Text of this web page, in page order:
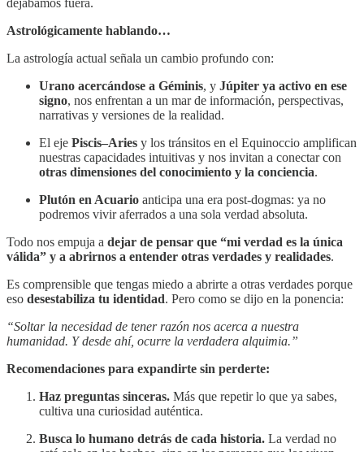
dejábamos fuera.
Astrológicamente hablando…
La astrología actual señala un cambio profundo con:
Urano acercándose a Géminis, y Júpiter ya activo en ese
signo, nos enfrentan a un mar de información, perspectivas,
narrativas y versiones de la realidad.
El eje Piscis–Aries y los tránsitos en el Equinoccio amplifican
nuestras capacidades intuitivas y nos invitan a conectar con
otras dimensiones del conocimiento y la conciencia.
Plutón en Acuario anticipa una era post-dogmas: ya no
podremos vivir aferrados a una sola verdad absoluta.
Todo nos empuja a dejar de pensar que “mi verdad es la única
válida” y a abrirnos a entender otras verdades y realidades.
Es comprensible que tengas miedo a abrirte a otras verdades porque
eso desestabiliza tu identidad. Pero como se dijo en la ponencia:
“Soltar la necesidad de tener razón nos acerca a nuestra
humanidad. Y desde ahí, ocurre la verdadera alquimia.”
Recomendaciones para expandirte sin perderte:
Haz preguntas sinceras. Más que repetir lo que ya sabes,
cultiva una curiosidad auténtica.
Busca lo humano detrás de cada historia. La verdad no